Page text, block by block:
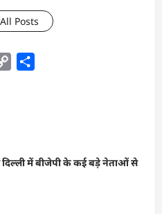
Posts
Copy
नई दिल्ली में बीजेपी के कई बड़े नेताओं से